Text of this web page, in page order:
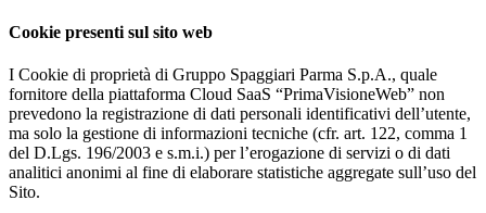
Cookie presenti sul sito web
I Cookie di proprietà di Gruppo Spaggiari Parma S.p.A., quale
fornitore della piattaforma Cloud SaaS “PrimaVisioneWeb” non
prevedono la registrazione di dati personali identificativi dell’utente,
ma solo la gestione di informazioni tecniche (cfr. art. 122, comma 1
del D.Lgs. 196/2003 e s.m.i.) per l’erogazione di servizi o di dati
analitici anonimi al fine di elaborare statistiche aggregate sull’uso del
Sito.